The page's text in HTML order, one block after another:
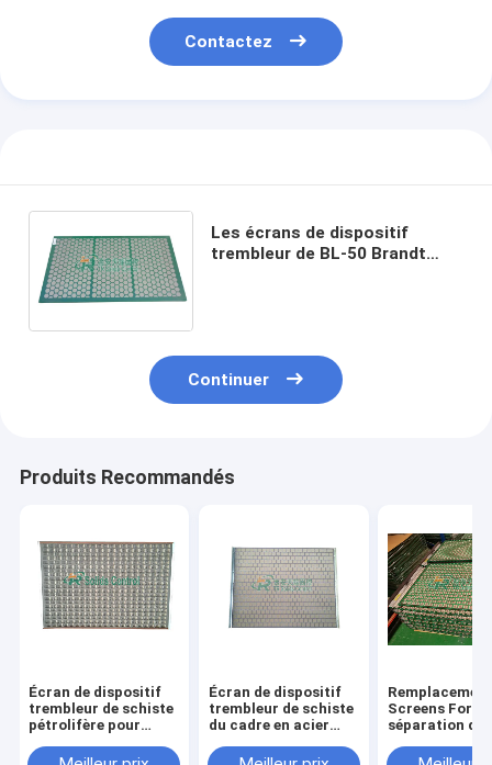
Contactez
Les écrans de dispositif
trembleur de BL-50 Brandt
Continuer
Produits Recommandés
Écran de dispositif
trembleur de schiste
pétrolifère pour
ligne dispositif
Écran de dispositif
trembleur de schiste
du cadre en acier
697mm
Remplacement
Screens For de
séparation de
trembleurs de